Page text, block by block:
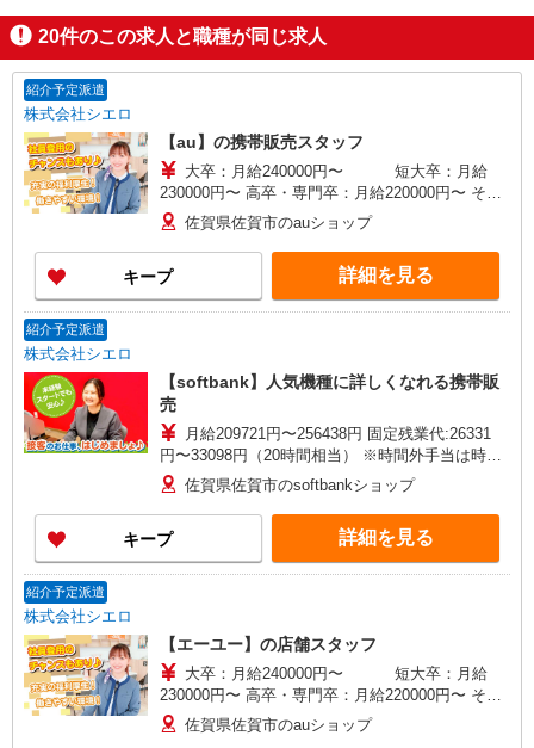
20件のこの求人と職種が同じ求人
紹介予定派遣
株式会社シエロ
【au】の携帯販売スタッフ
大卒：月給240000円〜 短大卒：月給
230000円〜 高卒・専門卒：月給220000円〜 その
他・交通費当社規定・達成手当・役職手当・アド
バイザー手当・その他手当有・賞与年2回 ※残業
代支給 ゜+゜・。○。・゜+゜・。○。・゜+゜ 入
社祝い金10万円支給(規定有) お友達を紹介頂くと,
インセンティブ支給(規定有) ゜・。○。・゜
佐賀県佐賀市のauショップ
キープ 詳細を見る
紹介予定派遣
株式会社シエロ
【softbank】人気機種に詳しくなれる携帯販
売
月給209721円〜256438円 固定残業代:26331
円〜33098円（20時間相当） ※時間外手当は時間
外労働の有無にかかわらず、固定残業代として支
給し、相当時間を超える時間外労働分は法定どお
り追加で支給します。 ※試用期間あり3ヶ月円〜
※残業代支給 ★交通費別途支給（規定あり） ゜
+゜・。○。・゜+゜・。○。・゜+゜ 入社祝い金10
佐賀県佐賀市のsoftbankショップ
キープ 詳細を見る
紹介予定派遣
株式会社シエロ
【エーユー】の店舗スタッフ
大卒：月給240000円〜 短大卒：月給
230000円〜 高卒・専門卒：月給220000円〜 その
他・交通費当社規定・達成手当・役職手当・アド
バイザー手当・その他手当有・賞与年2回 ※残業
佐賀県佐賀市のauショップ